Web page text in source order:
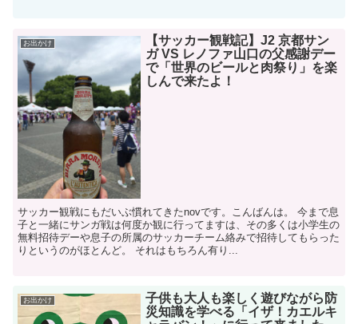
お出かけ
【サッカー観戦記】J2 京都サン
ガ VS レノファ山口の父感謝デー
で「世界のビールと肉祭り」を楽
しんで来たよ！
サッカー観戦にもだいぶ慣れてきたnovです。こんばんは。 今まで息
子と一緒にサンガ戦は何度か観に行ってますは、その多くは小学生の
無料招待デーや息子の所属のサッカーチーム絡みで招待してもらった
りというのがほとんど。 それはもちろん有り...
お出かけ
子供も大人も楽しく遊びながら防
災知識を学べる「イザ！カエルキ